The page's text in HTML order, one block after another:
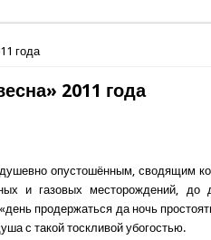
года
2011 года
опустошённым, сводящим
и газовых месторождений, до
продержаться да ночь
с такой тоскливой убогостью.